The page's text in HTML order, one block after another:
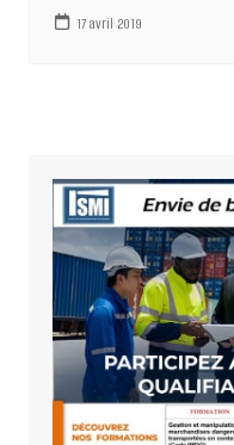
17 avril 2019